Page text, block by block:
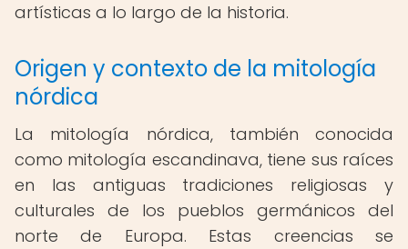
artísticas a lo largo de la historia.
Origen y contexto de la mitología
nórdica
La mitología nórdica, también conocida
como mitología escandinava, tiene sus raíces
en las antiguas tradiciones religiosas y
culturales de los pueblos germánicos del
norte de Europa. Estas creencias se